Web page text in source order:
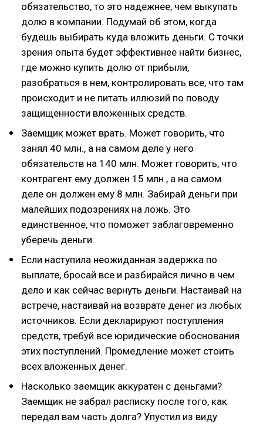
обязательство, то это надежнее, чем выкупать
долю в компании. Подумай об этом, когда
будешь выбирать куда вложить деньги. С точки
зрения опыта будет эффективнее найти бизнес,
где можно купить долю от прибыли,
разобраться в нем, контролировать все, что там
происходит и не питать иллюзий по поводу
защищенности вложенных средств.
Заемщик может врать. Может говорить, что
занял 40 млн., а на самом деле у него
обязательств на 140 млн. Может говорить, что
контрагент ему должен 15 млн., а на самом
деле он должен ему 8 млн. Забирай деньги при
малейших подозрениях на ложь. Это
единственное, что поможет заблаговременно
уберечь деньги.
Если наступила неожиданная задержка по
выплате, бросай все и разбирайся лично в чем
дело и как сейчас вернуть деньги. Настаивай на
встрече, настаивай на возврате денег из любых
источников. Если декларируют поступления
средств, требуй все юридические обоснования
этих поступлений. Промедление может стоить
всех вложенных денег.
Насколько заемщик аккуратен с деньгами?
Заемщик не забрал расписку после того, как
передал вам часть долга? Упустил из виду